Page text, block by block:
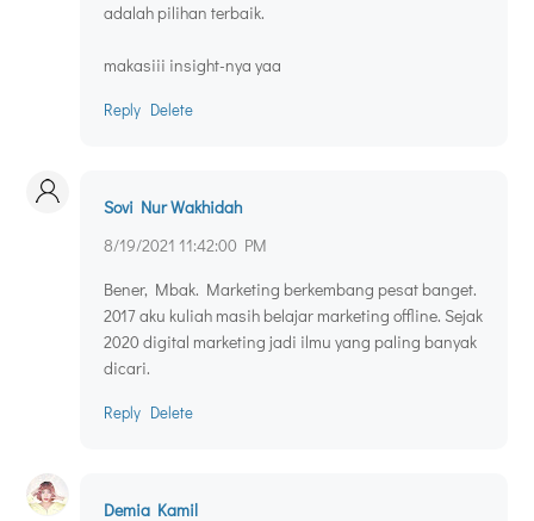
adalah pilihan terbaik.
makasiii insight-nya yaa
Reply Delete
Sovi Nur Wakhidah
8/19/2021 11:42:00 PM
Bener, Mbak. Marketing berkembang pesat banget.
2017 aku kuliah masih belajar marketing offline. Sejak
2020 digital marketing jadi ilmu yang paling banyak
dicari.
Reply Delete
Demia Kamil